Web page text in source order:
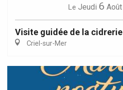
Le Jeudi 6 Août
Visite guidée de la cidrerie
Criel-sur-Mer